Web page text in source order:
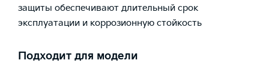
защиты обеспечивают длительный срок
эксплуатации и коррозионную стойкость
Подходит для модели